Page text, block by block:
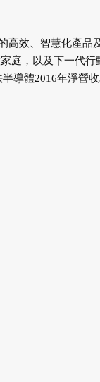
高效、智慧化產品
庭，以及下一代行
導體2016年淨營